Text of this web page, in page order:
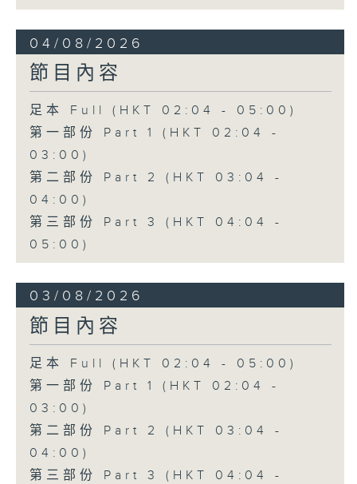
04/08/2026
節目內容
足本 Full (HKT 02:04 - 05:00)
第一部份 Part 1 (HKT 02:04 -
03:00)
第二部份 Part 2 (HKT 03:04 -
04:00)
第三部份 Part 3 (HKT 04:04 -
05:00)
03/08/2026
節目內容
足本 Full (HKT 02:04 - 05:00)
第一部份 Part 1 (HKT 02:04 -
03:00)
第二部份 Part 2 (HKT 03:04 -
04:00)
第三部份 Part 3 (HKT 04:04 -